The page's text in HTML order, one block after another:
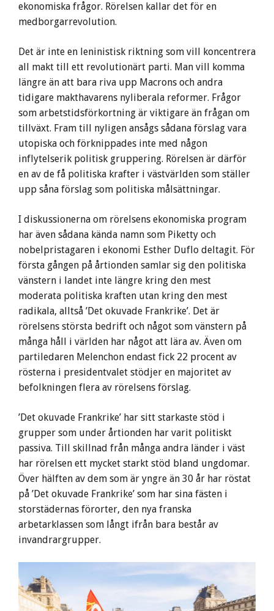
ekonomiska frågor. Rörelsen kallar det för en
medborgarrevolution.
Det är inte en leninistisk riktning som vill koncentrera
all makt till ett revolutionärt parti. Man vill komma
längre än att bara riva upp Macrons och andra
tidigare makthavarens nyliberala reformer. Frågor
som arbetstidsförkortning är viktigare än frågan om
tillväxt. Fram till nyligen ansågs sådana förslag vara
utopiska och förknippades inte med någon
inflytelserik politisk gruppering. Rörelsen är därför
en av de få politiska krafter i västvärlden som ställer
upp såna förslag som politiska målsättningar.
I diskussionerna om rörelsens ekonomiska program
har även sådana kända namn som Piketty och
nobelpristagaren i ekonomi Esther Duflo deltagit. För
första gången på årtionden samlar sig den politiska
vänstern i landet inte längre kring den mest
moderata politiska kraften utan kring den mest
radikala, alltså ’Det okuvade Frankrike’. Det är
rörelsens största bedrift och något som vänstern på
många håll i världen har något att lära av. Även om
partiledaren Melenchon endast fick 22 procent av
rösterna i presidentvalet stödjer en majoritet av
befolkningen flera av rörelsens förslag.
’Det okuvade Frankrike’ har sitt starkaste stöd i
grupper som under årtionden har varit politiskt
passiva. Till skillnad från många andra länder i väst
har rörelsen ett mycket starkt stöd bland ungdomar.
Över hälften av dem som är yngre än 30 år har röstat
på ’Det okuvade Frankrike’ som har sina fästen i
storstädernas förorter, den nya franska
arbetarklassen som långt ifrån bara består av
invandrargrupper.